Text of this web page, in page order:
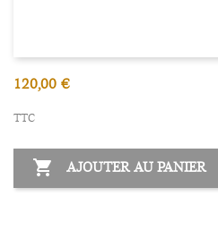
120,00 €
TTC
 AJOUTER AU PANIER